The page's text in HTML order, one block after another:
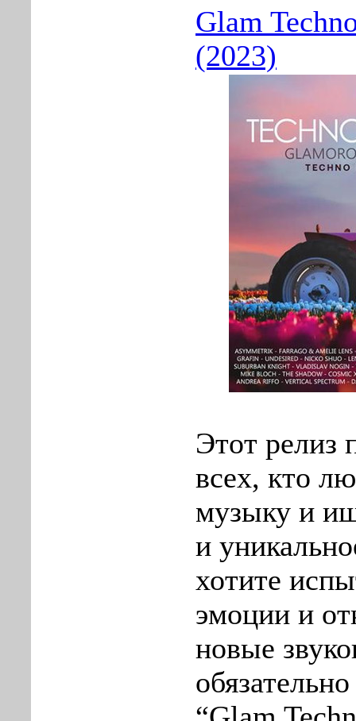
Glam
(2023)
Этот релиз
всех, кто
музыку и
и
хотите
эмоции и
новые